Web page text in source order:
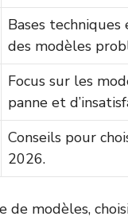
Bases
des modèles
Focus sur les
panne et
Conseils pour
2026.
modèles,